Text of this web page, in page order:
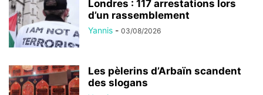
Londres : 117 arrestations lors
d’un rassemblement
Yannis - 03/08/2026
Les pèlerins d’Arbaïn scandent
des slogans